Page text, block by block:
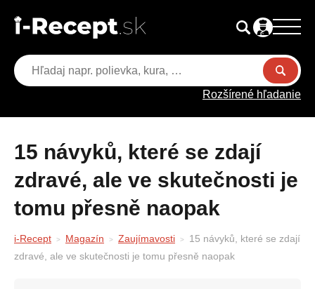
Rozšírené hľadanie
15 návyků, které se zdají
zdravé, ale ve skutečnosti je
tomu přesně naopak
i-Recept Magazín Zaujímavosti
15 návyků, které se zdají
zdravé, ale ve skutečnosti je tomu přesně naopak